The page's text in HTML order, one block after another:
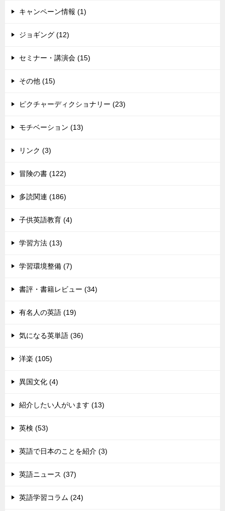
キャンペーン情報 (1)
ジョギング (12)
セミナー・講演会 (15)
その他 (15)
ピクチャーディクショナリー (23)
モチベーション (13)
リンク (3)
冒険の書 (122)
多読関連 (186)
子供英語教育 (4)
学習方法 (13)
学習環境整備 (7)
書評・書籍レビュー (34)
有名人の英語 (19)
気になる英単語 (36)
洋楽 (105)
異国文化 (4)
紹介したい人がいます (13)
英検 (53)
英語で日本のことを紹介 (3)
英語ニュース (37)
英語学習コラム (24)